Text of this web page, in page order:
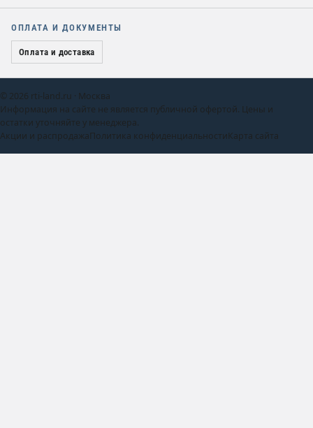
ОПЛАТА И ДОКУМЕНТЫ
Оплата и доставка
© 2026 rti-land.ru · Москва
Информация на сайте не является публичной офертой. Цены и
остатки уточняйте у менеджера.
Акции и распродажаПолитика конфиденциальностиКарта сайта